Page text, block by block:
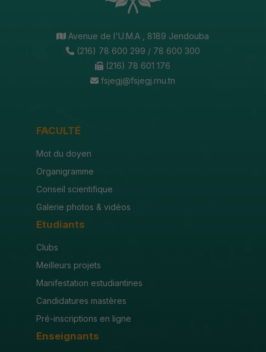
Avenue de l'U.M.A , 8189 Jendouba
(216) 78 600 299 / 78 600 300
(216) 78 601 176
fsjegj@fsjegj.rnu.tn
FACULTÉ
Mot du doyen
Organigramme
Conseil scientifique
Galerie photos & vidéos
Etudiants
Clubs
Meilleurs projets
Manifestation estudiantines
Candidatures mastères
Pré-inscriptions en ligne
Enseignants